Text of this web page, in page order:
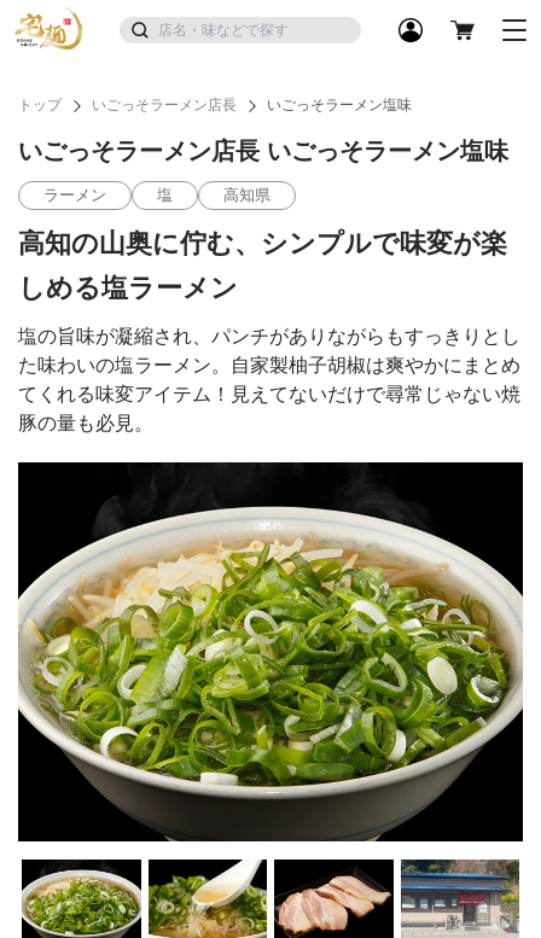
トップ いごっそラーメン店長 いごっそラーメン塩味
いごっそラーメン店長 いごっそラーメン塩味
ラーメン 塩 高知県
高知の山奥に佇む、シンプルで味変が楽
しめる塩ラーメン
塩の旨味が凝縮され、パンチがありながらもすっきりとし
た味わいの塩ラーメン。自家製柚子胡椒は爽やかにまとめ
てくれる味変アイテム！見えてないだけで尋常じゃない焼
豚の量も必見。